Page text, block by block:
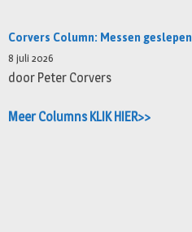
Corvers Column: Messen geslepen
8 juli 2026
door Peter Corvers
Meer Columns KLIK HIER>>